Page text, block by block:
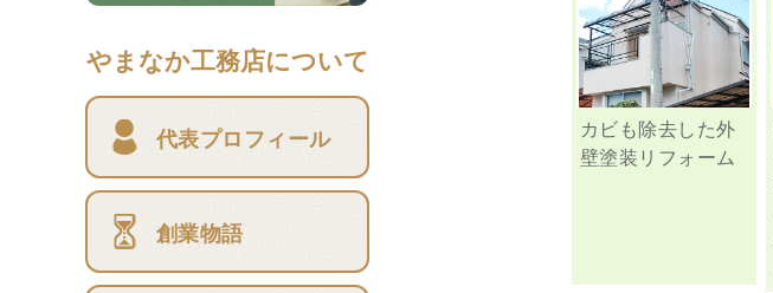
やまなか工務店について
代表プロフィール
創業物語
カビも除去した外
壁塗装リフォーム